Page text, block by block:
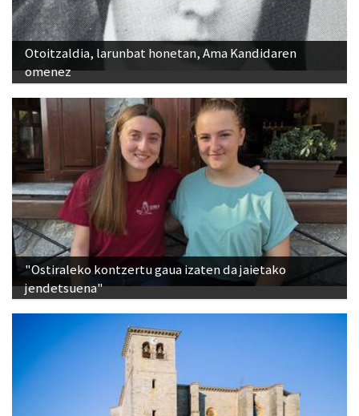
Otoitzaldia, larunbat honetan, Ama Kandidaren
omenez
"Ostiraleko kontzertu gaua izaten da jaietako
jendetsuena"